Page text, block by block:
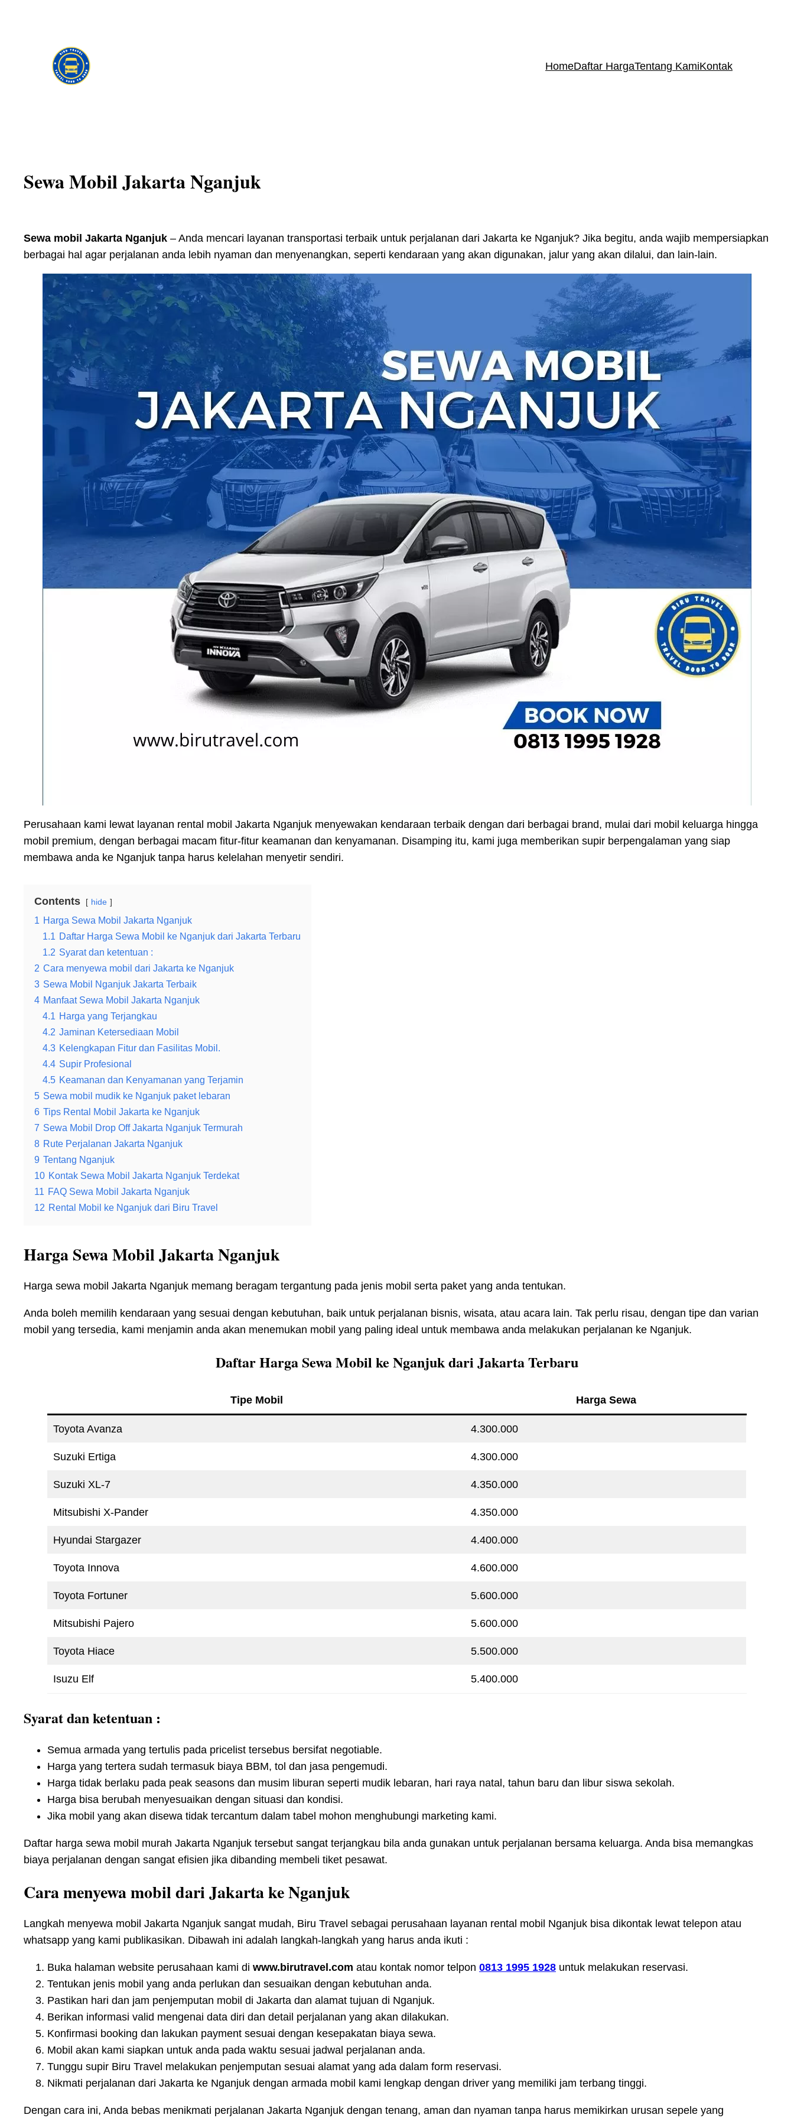
HomeDaftar HargaTentang KamiKontak
Sewa Mobil Jakarta Nganjuk
Sewa mobil Jakarta Nganjuk – Anda mencari layanan transportasi terbaik untuk perjalanan dari Jakarta ke Nganjuk? Jika begitu, anda wajib mempersiapkan
berbagai hal agar perjalanan anda lebih nyaman dan menyenangkan, seperti kendaraan yang akan digunakan, jalur yang akan dilalui, dan lain-lain.
Perusahaan kami lewat layanan rental mobil Jakarta Nganjuk menyewakan kendaraan terbaik dengan dari berbagai brand, mulai dari mobil keluarga hingga
mobil premium, dengan berbagai macam fitur-fitur keamanan dan kenyamanan. Disamping itu, kami juga memberikan supir berpengalaman yang siap
membawa anda ke Nganjuk tanpa harus kelelahan menyetir sendiri.
Contents hide
1 Harga Sewa Mobil Jakarta Nganjuk
1.1 Daftar Harga Sewa Mobil ke Nganjuk dari Jakarta Terbaru
1.2 Syarat dan ketentuan :
2 Cara menyewa mobil dari Jakarta ke Nganjuk
3 Sewa Mobil Nganjuk Jakarta Terbaik
4 Manfaat Sewa Mobil Jakarta Nganjuk
4.1 Harga yang Terjangkau
4.2 Jaminan Ketersediaan Mobil
4.3 Kelengkapan Fitur dan Fasilitas Mobil.
4.4 Supir Profesional
4.5 Keamanan dan Kenyamanan yang Terjamin
5 Sewa mobil mudik ke Nganjuk paket lebaran
6 Tips Rental Mobil Jakarta ke Nganjuk
7 Sewa Mobil Drop Off Jakarta Nganjuk Termurah
8 Rute Perjalanan Jakarta Nganjuk
9 Tentang Nganjuk
10 Kontak Sewa Mobil Jakarta Nganjuk Terdekat
11 FAQ Sewa Mobil Jakarta Nganjuk
12 Rental Mobil ke Nganjuk dari Biru Travel
Harga Sewa Mobil Jakarta Nganjuk
Harga sewa mobil Jakarta Nganjuk memang beragam tergantung pada jenis mobil serta paket yang anda tentukan.
Anda boleh memilih kendaraan yang sesuai dengan kebutuhan, baik untuk perjalanan bisnis, wisata, atau acara lain. Tak perlu risau, dengan tipe dan varian
mobil yang tersedia, kami menjamin anda akan menemukan mobil yang paling ideal untuk membawa anda melakukan perjalanan ke Nganjuk.
Daftar Harga Sewa Mobil ke Nganjuk dari Jakarta Terbaru
Tipe Mobil Harga Sewa
Toyota Avanza 4.300.000
Suzuki Ertiga 4.300.000
Suzuki XL-7 4.350.000
Mitsubishi X-Pander 4.350.000
Hyundai Stargazer 4.400.000
Toyota Innova 4.600.000
Toyota Fortuner 5.600.000
Mitsubishi Pajero 5.600.000
Toyota Hiace 5.500.000
Isuzu Elf 5.400.000
Syarat dan ketentuan :
Semua armada yang tertulis pada pricelist tersebus bersifat negotiable.
Harga yang tertera sudah termasuk biaya BBM, tol dan jasa pengemudi.
Harga tidak berlaku pada peak seasons dan musim liburan seperti mudik lebaran, hari raya natal, tahun baru dan libur siswa sekolah.
Harga bisa berubah menyesuaikan dengan situasi dan kondisi.
Jika mobil yang akan disewa tidak tercantum dalam tabel mohon menghubungi marketing kami.
Daftar harga sewa mobil murah Jakarta Nganjuk tersebut sangat terjangkau bila anda gunakan untuk perjalanan bersama keluarga. Anda bisa memangkas
biaya perjalanan dengan sangat efisien jika dibanding membeli tiket pesawat.
Cara menyewa mobil dari Jakarta ke Nganjuk
Langkah menyewa mobil Jakarta Nganjuk sangat mudah, Biru Travel sebagai perusahaan layanan rental mobil Nganjuk bisa dikontak lewat telepon atau
whatsapp yang kami publikasikan. Dibawah ini adalah langkah-langkah yang harus anda ikuti :
Buka halaman website perusahaan kami di www.birutravel.com atau kontak nomor telpon 0813 1995 1928 untuk melakukan reservasi.
Tentukan jenis mobil yang anda perlukan dan sesuaikan dengan kebutuhan anda.
Pastikan hari dan jam penjemputan mobil di Jakarta dan alamat tujuan di Nganjuk.
Berikan informasi valid mengenai data diri dan detail perjalanan yang akan dilakukan.
Konfirmasi booking dan lakukan payment sesuai dengan kesepakatan biaya sewa.
Mobil akan kami siapkan untuk anda pada waktu sesuai jadwal perjalanan anda.
Tunggu supir Biru Travel melakukan penjemputan sesuai alamat yang ada dalam form reservasi.
Nikmati perjalanan dari Jakarta ke Nganjuk dengan armada mobil kami lengkap dengan driver yang memiliki jam terbang tinggi.
Dengan cara ini, Anda bebas menikmati perjalanan Jakarta Nganjuk dengan tenang, aman dan nyaman tanpa harus memikirkan urusan sepele yang